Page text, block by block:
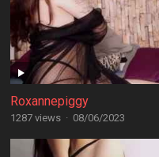
Roxannepiggy
1287 views · 08/06/2023